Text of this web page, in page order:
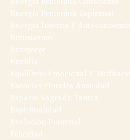
Energía Femenina Espiritual
Energía Interna Y
Entusiasmo
Envejecer
Envidia
Equilibrio Emocional Y
Esencias Florales Ansiedad
Espacio Sagrado Tantra
Espiritualidad
Evolución Personal
Felicidad